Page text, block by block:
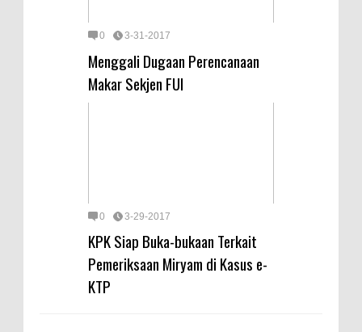
0 3-31-2017
Menggali Dugaan Perencanaan
Makar Sekjen FUI
0 3-29-2017
KPK Siap Buka-bukaan Terkait
Pemeriksaan Miryam di Kasus e-
KTP